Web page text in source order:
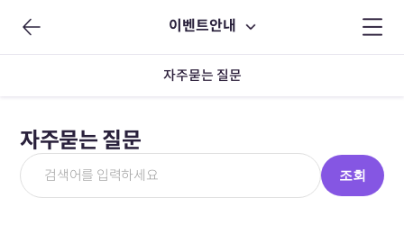
이벤트안내
자주묻는 질문
자주묻는 질문
조회